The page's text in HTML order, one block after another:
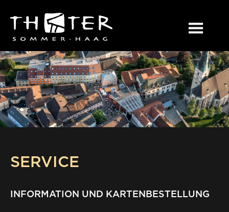
SERVICE
INFORMATION UND KARTENBESTELLUNG